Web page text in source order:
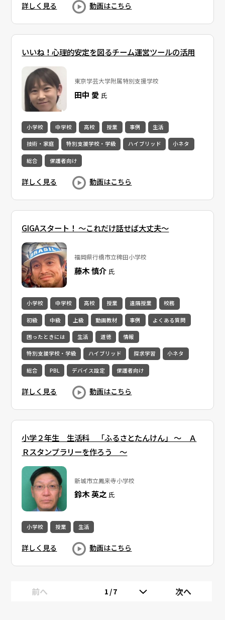
詳しく見る 動画はこちら
いいね！心理的安定を図るチーム運営ツールの活用
東京学芸大学附属特別支援学校
田中 愛 氏
小学校 中学校 高校 授業 事例 生活
技術・家庭 特別支援学校・学級 ハイブリッド 小ネタ
総合 保護者向け
詳しく見る 動画はこちら
GIGAスタート！ ～これだけ話せば大丈夫～
福岡県行橋市立稗田小学校
藤木 慎介 氏
小学校 中学校 高校 授業 遠隔授業 校務
初級 中級 上級 動画教材 事例 よくある質問
困ったときには 生活 道徳 情報
特別支援学校・学級 ハイブリッド 探求学習 小ネタ
総合 PBL デバイス設定 保護者向け
詳しく見る 動画はこちら
小学２年生 生活科 「ふるさとたんけん」 ～ Ａ
Ｒスタンプラリーを作ろう ～
新城市立鳳来寺小学校
鈴木 英之氏
小学校 授業 生活
詳しく見る 動画はこちら
前へ 1/7 次へ